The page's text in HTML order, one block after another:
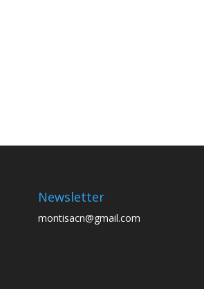
Newsletter
montisacn@gmail.com